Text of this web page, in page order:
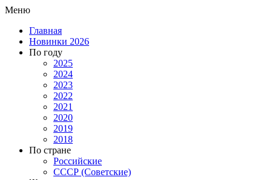
Меню
Главная
Новинки 2026
По году
2025
2024
2023
2022
2021
2020
2019
2018
По стране
Российские
СССР (Советские)